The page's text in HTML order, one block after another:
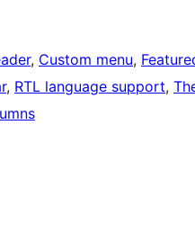
, Custom menu,
, RTL language support,